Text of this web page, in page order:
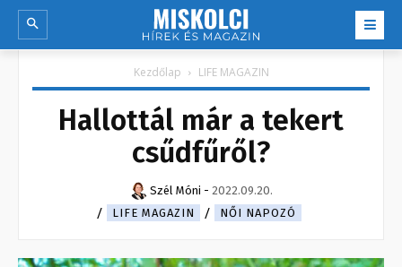
Kezdőlap LIFE MAGAZIN
Hallottál már a tekert
csűdfűről?
Szél Móni - 2022.09.20.
LIFE MAGAZIN
NŐI NAPOZÓ